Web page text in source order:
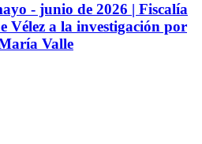
- junio de 2026 | Fiscalía
Vélez a la investigación por
Valle